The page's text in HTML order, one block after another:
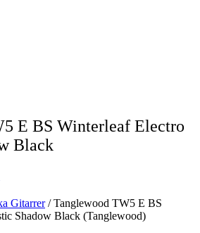
E BS Winterleaf Electro
Black
Gitarrer/ Tanglewood TW5 E BS
Shadow Black (Tanglewood)